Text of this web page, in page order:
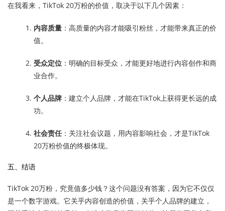
在我看来，TikTok 20万粉的价值，取决于以下几个因素：
内容质量 ：高质量的内容才能吸引粉丝，才能带来真正的价
值。
受众定位 ：明确的目标受众，才能更好地进行内容创作和商
业合作。
个人品牌 ：建立个人品牌，才能在TikTok上获得更长远的成
功。
社会责任 ：关注社会议题，用内容影响社会，才是TikTok
20万粉价值的终极体现。
五、结语
TikTok 20万粉，究竟值多少钱？这个问题没有答案，因为它不仅仅
是一个数字游戏。它关乎内容创造的价值，关乎个人品牌的建立，